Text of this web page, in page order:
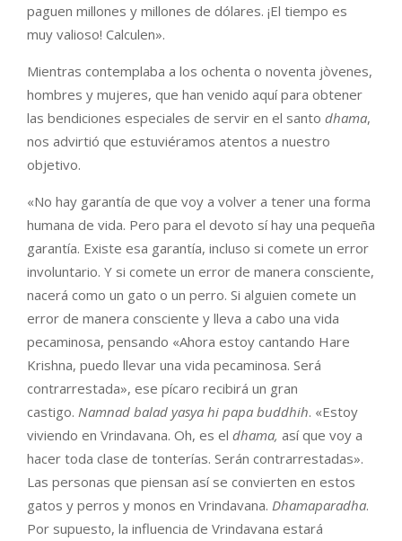
paguen millones y millones de dólares. ¡El tiempo es
muy valioso! Calculen».
Mientras contemplaba a los ochenta o noventa jòvenes,
hombres y mujeres, que han venido aquí para obtener
las bendiciones especiales de servir en el santo dhama,
nos advirtió que estuviéramos atentos a nuestro
objetivo.
«No hay garantía de que voy a volver a tener una forma
humana de vida. Pero para el devoto sí hay una pequeña
garantía. Existe esa garantía, incluso si comete un error
involuntario. Y si comete un error de manera consciente,
nacerá como un gato o un perro. Si alguien comete un
error de manera consciente y lleva a cabo una vida
pecaminosa, pensando «Ahora estoy cantando Hare
Krishna, puedo llevar una vida pecaminosa. Será
contrarrestada», ese pícaro recibirá un gran
castigo. Namnad balad yasya hi papa buddhih. «Estoy
viviendo en Vrindavana. Oh, es el dhama, así que voy a
hacer toda clase de tonterías. Serán contrarrestadas».
Las personas que piensan así se convierten en estos
gatos y perros y monos en Vrindavana. Dhamaparadha.
Por supuesto, la influencia de Vrindavana estará